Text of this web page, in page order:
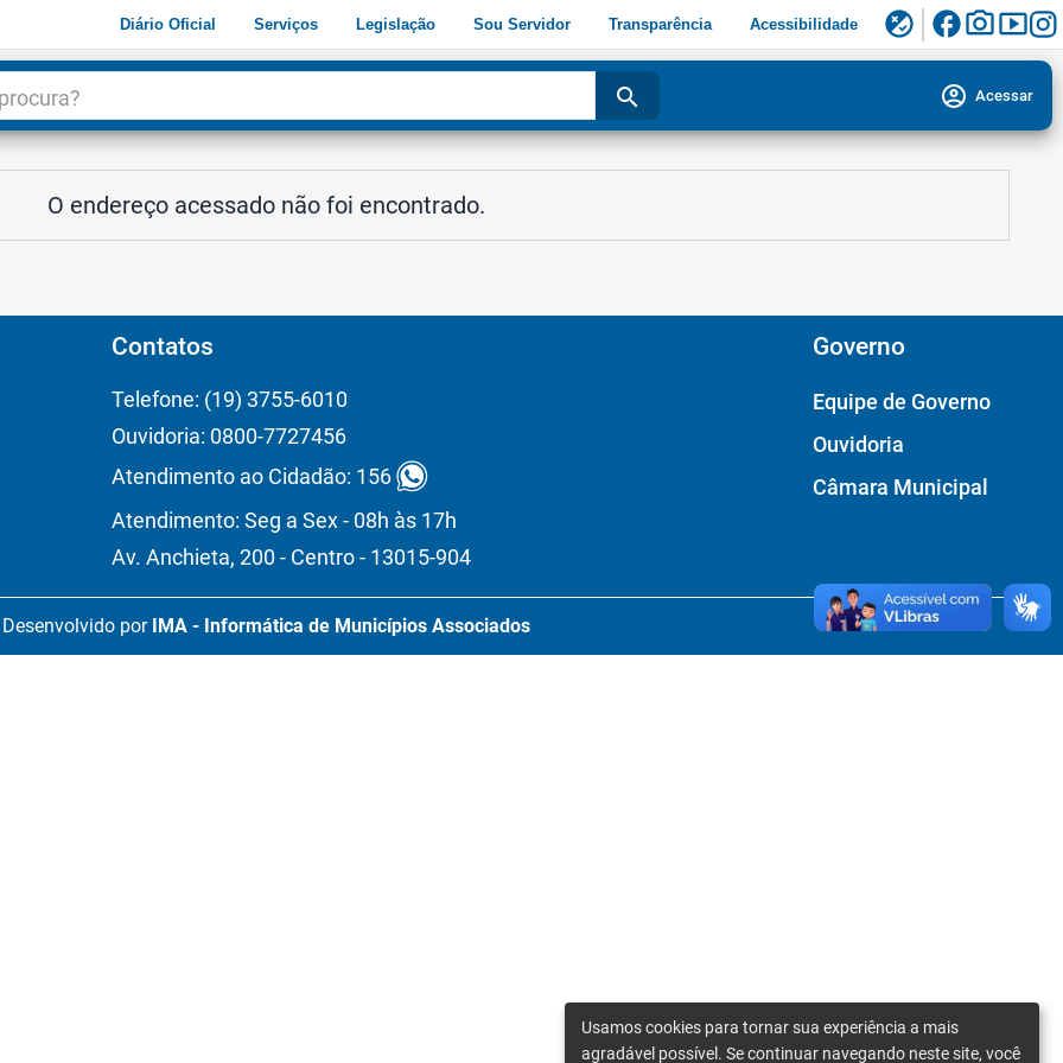
Diário Oficial Serviços Legislação Sou Servidor Transparência Acessibilidade flaky facebookphoto_camerasmart_display
search account_circle Acessar
O endereço acessado não foi encontrado.
Contatos
Telefone: (19) 3755-6010
Ouvidoria: 0800-7727456
Atendimento ao Cidadão: 156
Atendimento: Seg a Sex - 08h às 17h
Av. Anchieta, 200 - Centro - 13015-904
Governo
Equipe de Governo
Ouvidoria
Câmara Municipal
Desenvolvido por IMA - Informática de Municípios Associados
Usamos cookies para tornar sua experiência a mais
agradável possível. Se continuar navegando neste site, você